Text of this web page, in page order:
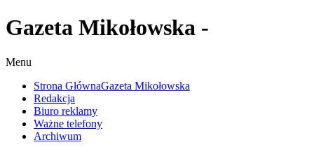
Gazeta Mikołowska -
Menu
Strona GłównaGazeta Mikołowska
Redakcja
Biuro reklamy
Ważne telefony
Archiwum